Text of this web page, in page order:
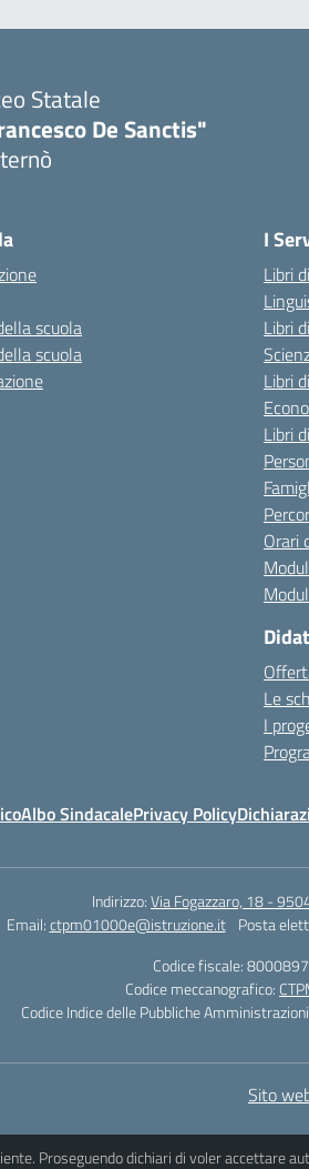
Statale
De Sanctis"
scuola
scuola
I
Libri
Libri
Libri
Libri
Orari
Le
I
Albo SindacalePrivacy Policy
Indirizzo:Via Fogazzaro, 18 -
Email:ctpm01000e@istruzione.it Posta
Codice fiscale:
Codice meccanografico:
Codice Indice delle Pubbliche
Sito
Proseguendo dichiari di voler accettare